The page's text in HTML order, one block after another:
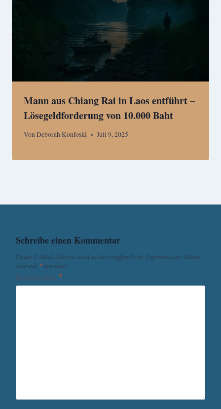
Mann aus Chiang Rai in Laos entführt –
Lösegeldforderung von 10.000 Baht
VonDeborah Konfoski Juli 9, 2025
Schreibe einen Kommentar
Deine E-Mail-Adresse wird nicht veröffentlicht. Erforderliche Felder
sind mit *markiert
Kommentar *